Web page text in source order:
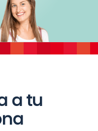
a tu